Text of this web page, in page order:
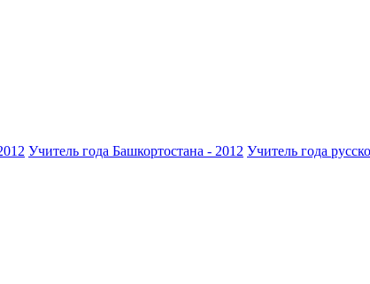
Учитель года Башкортостана - 2012 Учитель года